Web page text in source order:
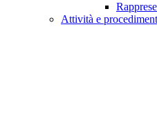
Attività e